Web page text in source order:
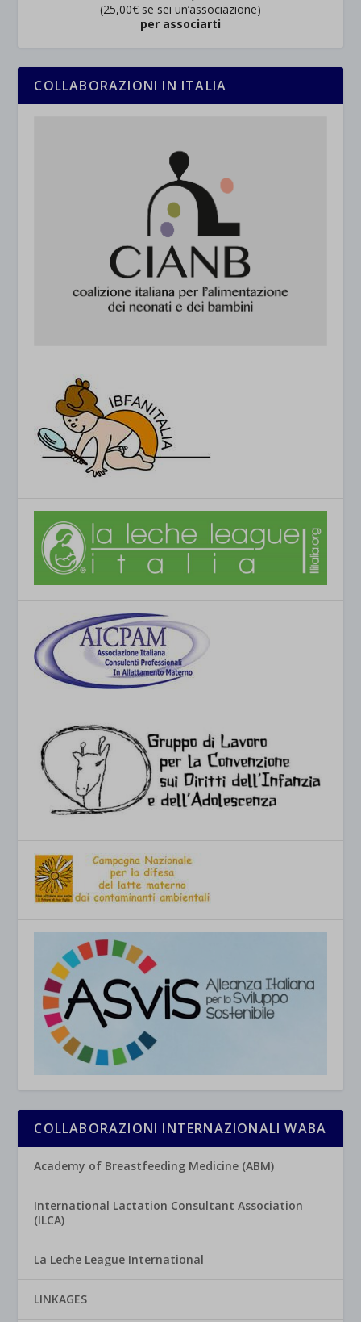
(25,00€ se sei un’associazione)
per associarti
COLLABORAZIONI IN ITALIA
COLLABORAZIONI INTERNAZIONALI WABA
Academy of Breastfeeding Medicine (ABM)
International Lactation Consultant Association
(ILCA)
La Leche League International
LINKAGES